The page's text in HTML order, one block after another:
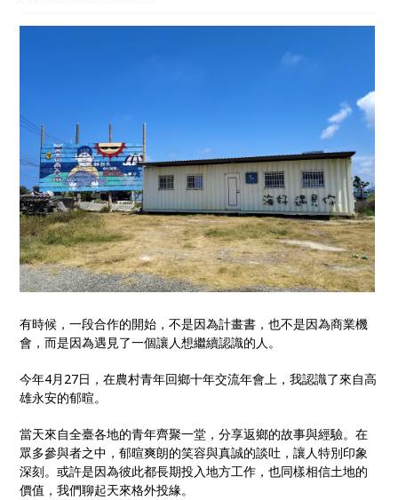
讓更多人看見永安漁村的故事，理解永續不只是環境保
有時候，一段合作的開始，不是因為計畫書，也不是因為商業機
會，而是因為遇見了一個讓人想繼續認識的人。
今年4月27日，在農村青年回鄉十年交流年會上，我認識了來自高
雄永安的郁暄。
當天來自全臺各地的青年齊聚一堂，分享返鄉的故事與經驗。在
眾多參與者之中，郁暄爽朗的笑容與真誠的談吐，讓人特別印象
深刻。或許是因為彼此都長期投入地方工作，也同樣相信土地的
價值，我們聊起天來格外投緣。